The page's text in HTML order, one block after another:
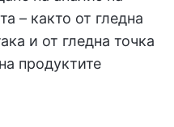
– както от гледна
и от гледна точка
продуктите